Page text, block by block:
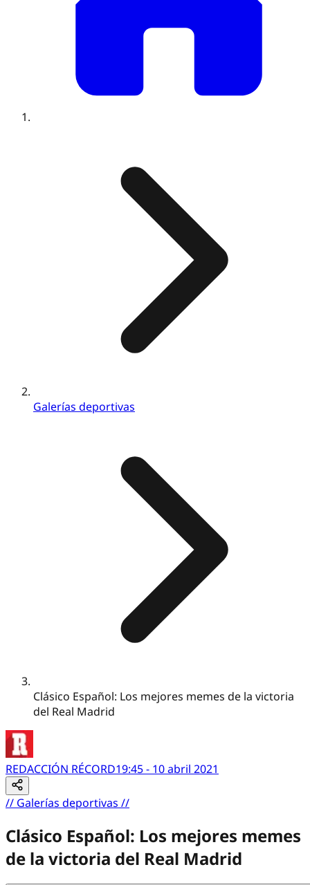
Galerías deportivas
Clásico Español: Los mejores memes de la victoria
del Real Madrid
REDACCIÓN RÉCORD19:45 - 10 abril 2021
// Galerías deportivas //
Clásico Español: Los mejores memes
de la victoria del Real Madrid